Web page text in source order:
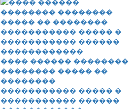
���� ������ ��������
�������� ����� ��
��������
����������� ����� �
����������� ������